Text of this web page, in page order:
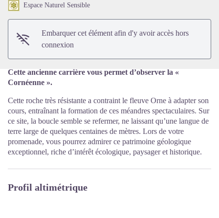
Espace Naturel Sensible
Embarquer cet élément afin d'y avoir accès hors
connexion
Cette ancienne carrière vous permet d’observer la «
Cornéenne ».
Cette roche très résistante a contraint le fleuve Orne à adapter son
cours, entraînant la formation de ces méandres spectaculaires. Sur
ce site, la boucle semble se refermer, ne laissant qu’une langue de
terre large de quelques centaines de mètres. Lors de votre
promenade, vous pourrez admirer ce patrimoine géologique
exceptionnel, riche d’intérêt écologique, paysager et historique.
Profil altimétrique